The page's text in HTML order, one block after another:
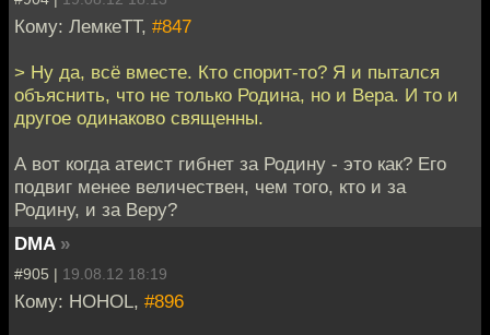
Кому: ЛемкеТТ, #847
> Ну да, всё вместе. Кто спорит-то? Я и пытался
объяснить, что не только Родина, но и Вера. И то и
другое одинаково священны.
А вот когда атеист гибнет за Родину - это как? Его
подвиг менее величествен, чем того, кто и за
Родину, и за Веру?
DMA »
#905 | 19.08.12 18:19
Кому: HOHOL, #896